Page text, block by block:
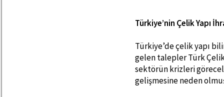
Türkiye’nin Çelik Yapı
Türkiye’de çelik yapı
gelen talepler Türk
sektörün krizleri
gelişmesine neden